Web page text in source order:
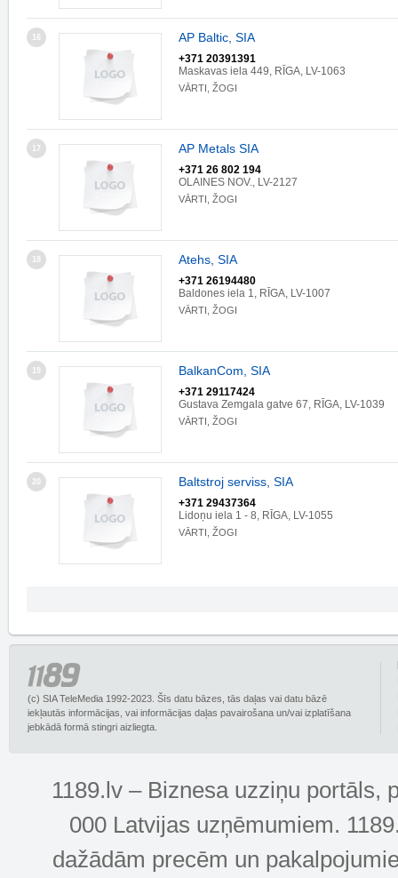
16 AP Baltic, SIA
+371 20391391
Maskavas iela 449, RĪGA, LV-1063
VĀRTI, ŽOGI
17 AP Metals SIA
+371 26 802 194
OLAINES NOV., LV-2127
VĀRTI, ŽOGI
18 Atehs, SIA
+371 26194480
Baldones iela 1, RĪGA, LV-1007
VĀRTI, ŽOGI
19 BalkanCom, SIA
+371 29117424
Gustava Zemgala gatve 67, RĪGA, LV-1039
VĀRTI, ŽOGI
20 Baltstroj serviss, SIA
+371 29437364
Lidoņu iela 1 - 8, RĪGA, LV-1055
VĀRTI, ŽOGI
(c) SIA TeleMedia 1992-2023. Šīs datu bāzes, tās daļas vai datu bāzē
iekļautās informācijas, vai informācijas daļas pavairošana un/vai izplatīšana
jebkādā formā stingri aizliegta.
1189.lv – Biznesa uzziņu portāls,
000 Latvijas uzņēmumiem.
dažādām precēm un